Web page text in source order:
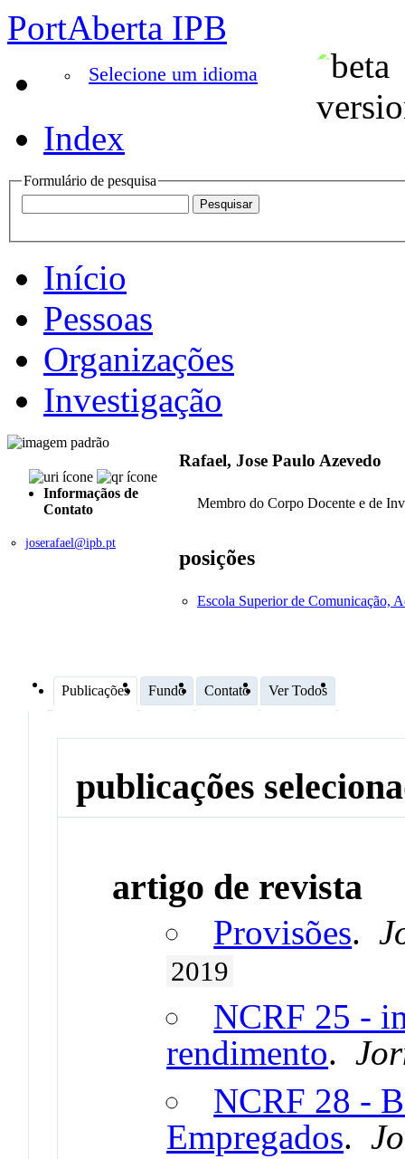
PortAberta IPB
Selecione um idioma
Index
Formulário de pesquisa
Início
Pessoas
Organizações
Investigação
Informaçãos de
Contato
joserafael@ipb.pt
Rafael, Jose Paulo Azevedo
Membro do Corpo Docente e de
posições
Escola Superior de Comunicação,
Publicações Fundo Contato Ver Todos
publicações
artigo de revista
Provisões.
2019
NCRF 25 -
rendimento.
NCRF 28 -
Empregados.